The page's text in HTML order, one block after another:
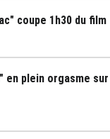
coupe 1h30 du film
en plein orgasme